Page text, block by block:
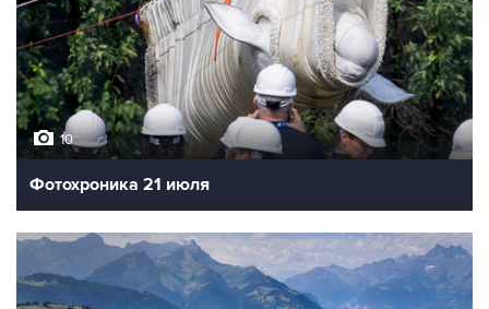
10
Фотохроника 21 июля